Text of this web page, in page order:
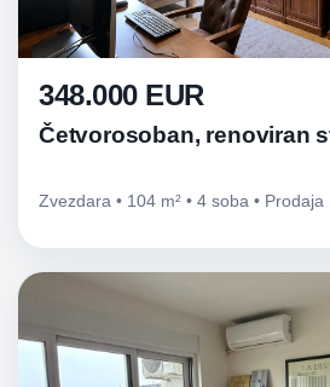
348.000 EUR
Četvorosoban, renoviran
Zvezdara • 104 m² • 4 soba • Prodaja